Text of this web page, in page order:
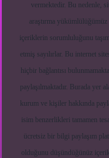
vermektedir. Bu nedenle,
araştırma
içeriklerin sorumluluğunu
etmiş sayılırlar. Bu internet
hiçbir bağlantısı
paylaşılmaktadır. Burada yer
kurum ve kişiler hakkında
isim benzerlikleri tamamen
ücretsiz bir bilgi paylaşım
olduğunu düşündüğünüz